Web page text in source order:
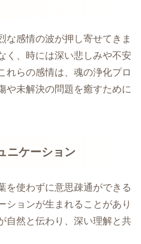
な感情の波が押し寄せてきま
く、時には深い悲しみや不安
れらの感情は、魂の浄化プロ
や未解決の問題を癒すために
ニケーション
を使わずに意思疎通ができる
ションが生まれることがあり
自然と伝わり、深い理解と共